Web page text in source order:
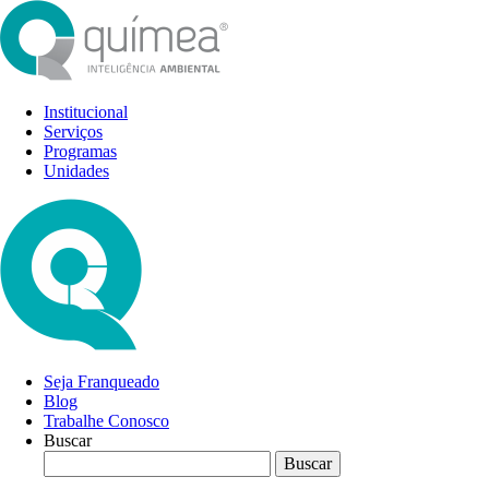
Institucional
Serviços
Programas
Unidades
Seja Franqueado
Blog
Trabalhe Conosco
Buscar